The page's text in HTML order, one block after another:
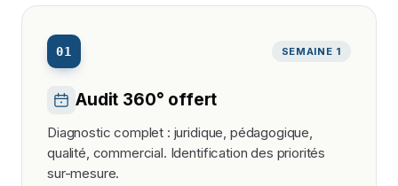
01 SEMAINE 1
Audit 360° offert
Diagnostic complet : juridique, pédagogique,
qualité, commercial. Identification des priorités
sur-mesure.